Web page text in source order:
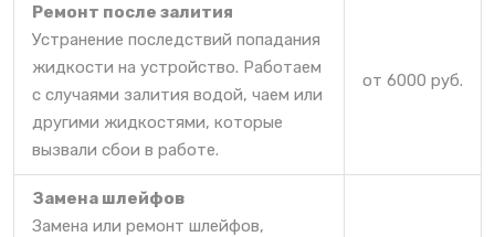
Ремонт после залития
Устранение последствий попадания
жидкости на устройство. Работаем
с случаями залития водой, чаем или
другими жидкостями, которые
вызвали сбои в работе.
от 6000 руб.
Замена шлейфов
Замена или ремонт шлейфов,